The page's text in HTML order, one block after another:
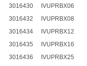
3016430
IVUPRBX06
3016432
IVUPRBX08
3016434
IVUPRBX12
3016435
IVUPRBX16
3016436
IVUPRBX25